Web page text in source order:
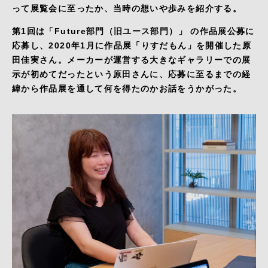
って展覧会に至ったか、当時の想いや歩みを紹介する。
第1回は「Future部門（旧ユース部門）」 の作品展公募に
応募し、2020年1月に作品展「りすだもん」を開催した原
田佳実さん。メーカーが運営する大きなギャラリーでの展
示が初めてだったという原田さんに、応募に至るまでの経
緯から作品展を通して何を得たのかお話をうかがった。